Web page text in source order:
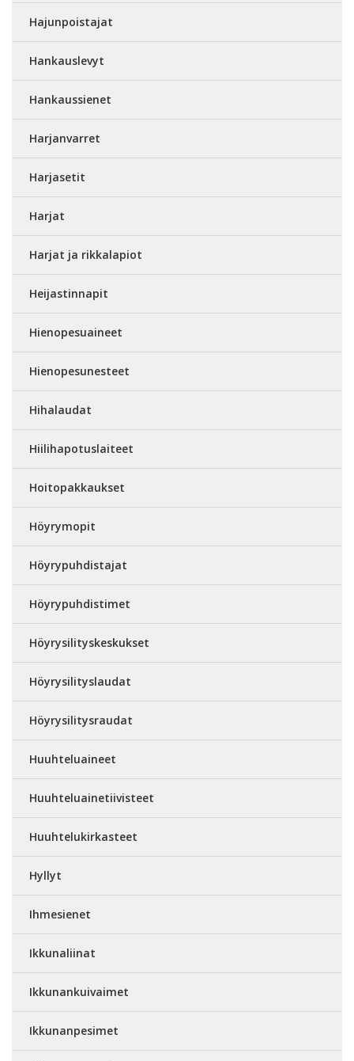
Hajunpoistajat
Hankauslevyt
Hankaussienet
Harjanvarret
Harjasetit
Harjat
Harjat ja rikkalapiot
Heijastinnapit
Hienopesuaineet
Hienopesunesteet
Hihalaudat
Hiilihapotuslaiteet
Hoitopakkaukset
Höyrymopit
Höyrypuhdistajat
Höyrypuhdistimet
Höyrysilityskeskukset
Höyrysilityslaudat
Höyrysilitysraudat
Huuhteluaineet
Huuhteluainetiivisteet
Huuhtelukirkasteet
Hyllyt
Ihmesienet
Ikkunaliinat
Ikkunankuivaimet
Ikkunanpesimet